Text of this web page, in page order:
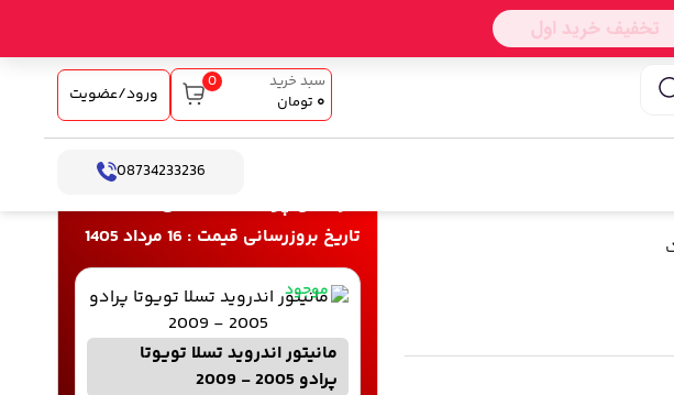
0
۰ تومان
سبد خرید
ورود/عضویت
08734233236
2005 – 2009
تاریخ بروزرسانی قیمت : 16 مرداد 1405
موجود
مانیتور اندروید تسلا تویوتا
پرادو 2005 - 2009